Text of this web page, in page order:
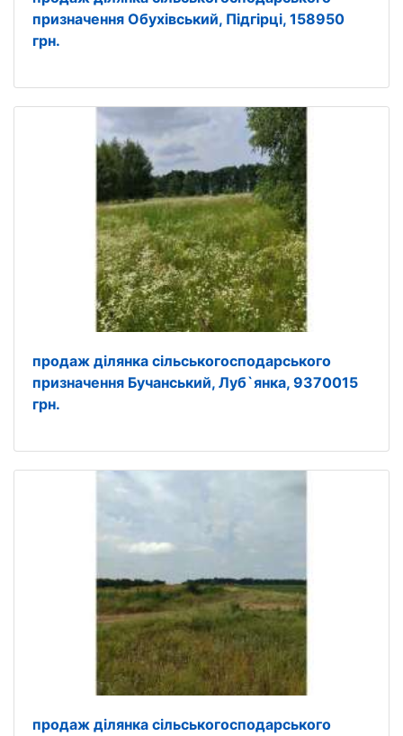
призначення Обухівський, Підгірці, 158950
грн.
продаж ділянка сільськогосподарського
призначення Бучанський, Луб`янка, 9370015
грн.
продаж ділянка сільськогосподарського